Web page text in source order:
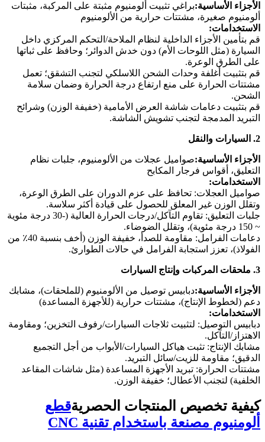
الأجزاء الأساسية:براغي تثبيت ألومنيوم مثبتة على المركبة، مثبتات
ألومنيوم صغيرة، مشتتات حرارية من الألومنيوم
الاستخدامات:
قم بتأمين الأجزاء الداخلية لنظام الملاحة/التحكم المركزي داخل
السيارة (مثل اللوحات الأم) دون خدش الدوائر؛ وحافظ على ثباتها
على الطرق الوعرة.
قم بتثبيت أغلفة وحدات الشحن اللاسلكي لتجنب التشقق؛ تعمل
مشتتات الحرارة على منع ارتفاع درجة الحرارة وضمان سلامة
الشحن.
قم بتثبيت دعامات شاشة العرض الأمامية (خفيفة الوزن) وشرائح
التبريد المدمجة لتجنب تشويش الشاشة.
2. السيارات والنقل
الأجزاء الأساسية:صواميل عجلات من الألومنيوم، جلبات نظام
التعليق، أقواس فرجار المكابح
الاستخدامات:
صواميل العجلات: تحافظ على عزم الدوران على الطرق الوعرة،
وتقلل الوزن غير المعلق للحصول على قيادة أكثر سلاسة.
جلبات التعليق: تقاوم التآكل/درجات الحرارة العالية (-30 درجة مئوية
~ 150 درجة مئوية)، وتقلل الضوضاء.
دعامات الفرامل: مقاومة للصدأ، خفيفة الوزن (أخف بنسبة 40٪ من
الفولاذ)، تعزز استجابة الفرامل في حالات الطوارئ.
3. ملحقات المركبات وإنتاج السيارات
الأجزاء الأساسية:دبابيس توصيل من الألومنيوم (للملحقات)، مشابك
دعم (لخطوط الإنتاج)، مشتتات حرارية (للأجهزة المساعدة)
الاستخدامات:
دبابيس التوصيل: لتثبيت ثلاجات السيارات/رفوف التخزين؛ ومقاومة
الاهتزاز/التآكل.
مشابك الإنتاج: تثبت هياكل السيارات/الأبواب من أجل التجميع
الدقيق؛ مقاومة للزيت/سائل التبريد.
مشتتات الحرارة: تبريد الأجهزة المساعدة (مثل شاشات المقاعد
الخلفية) لتجنب الأعطال؛ خفيفة الوزن.
كيفية تخصيص المنتجات الحصريةقطع
ألومنيوم مصنعة باستخدام تقنية CNC